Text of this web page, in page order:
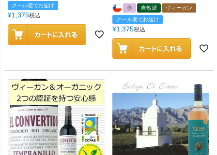
クール便でお届け
¥1,375税込
赤 自然派
ヴィーガン
クール便でお届け
¥1,375税込